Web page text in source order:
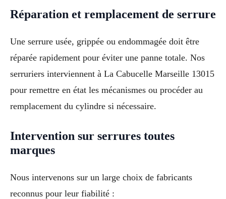
Réparation et remplacement de serrure
Une serrure usée, grippée ou endommagée doit être
réparée rapidement pour éviter une panne totale. Nos
serruriers interviennent à La Cabucelle Marseille 13015
pour remettre en état les mécanismes ou procéder au
remplacement du cylindre si nécessaire.
Intervention sur serrures toutes
marques
Nous intervenons sur un large choix de fabricants
reconnus pour leur fiabilité :